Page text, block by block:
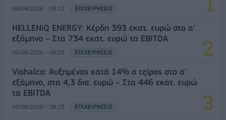
06/08/2026 - 09:12 ΕΠΙΧΕΙΡΗΣΕΙΣ
HELLENiQ ENERGY: Κέρδη 393 εκατ. ευρώ στο α'
εξάμηνο – Στα 734 εκατ. ευρώ τα EBITDA
06/08/2026 - 08:05 ΕΠΙΧΕΙΡΗΣΕΙΣ
Viohalco: Αυξημένος κατά 14% ο τζίρος στο α'
εξάμηνο, στα 4,3 δισ. ευρώ – Στα 446 εκατ. ευρώ
τα EBITDA
06/08/2026 - 08:23 ΕΠΙΧΕΙΡΗΣΕΙΣ